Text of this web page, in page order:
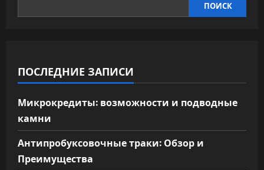
ПОИСК
ПОСЛЕДНИЕ ЗАПИСИ
Микрокредиты: возможности и подводные
камни
Антипробуксовочные траки: Обзор и
Преимущества